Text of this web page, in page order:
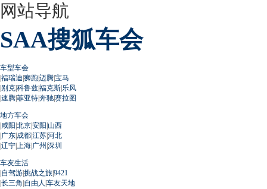
网站导航
SAA搜狐车会
车型车会
|福瑞迪|狮跑|迈腾|宝马
|别克|科鲁兹|福克斯|乐风
|速腾|菲亚特|奔驰|赛拉图
地方车会
|咸阳|北京|安阳|山西
|广东|成都|江苏|河北
|辽宁| 上海|广州 |深圳
车友生活
|自驾游|挑战之旅|9421
|长三角 |自由人 |车友天地